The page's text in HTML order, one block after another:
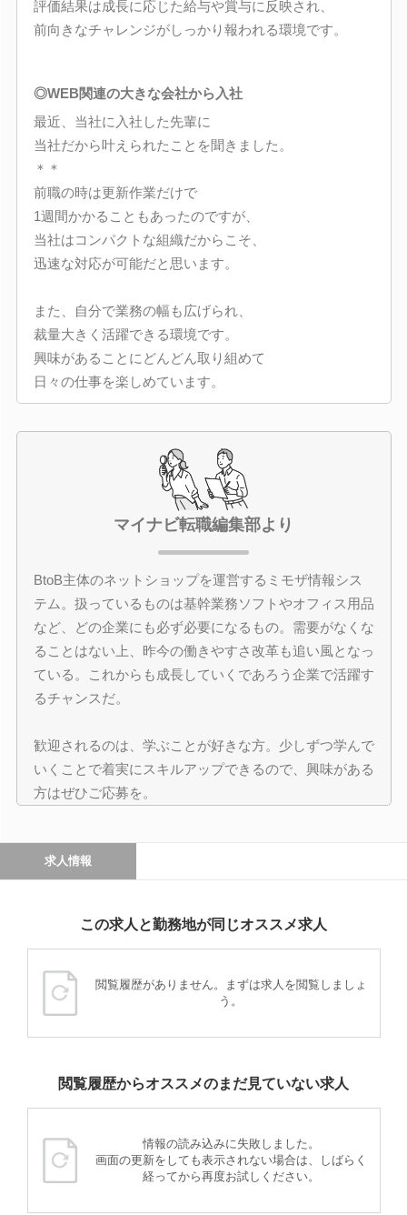
評価結果は成長に応じた給与や賞与に反映され、
前向きなチャレンジがしっかり報われる環境です。
◎WEB関連の大きな会社から入社
最近、当社に入社した先輩に
当社だから叶えられたことを聞きました。
＊＊
前職の時は更新作業だけで
1週間かかることもあったのですが、
当社はコンパクトな組織だからこそ、
迅速な対応が可能だと思います。
また、自分で業務の幅も広げられ、
裁量大きく活躍できる環境です。
興味があることにどんどん取り組めて
日々の仕事を楽しめています。
マイナビ転職編集部より
BtoB主体のネットショップを運営するミモザ情報シス
テム。扱っているものは基幹業務ソフトやオフィス用品
など、どの企業にも必ず必要になるもの。需要がなくな
ることはない上、昨今の働きやすさ改革も追い風となっ
ている。これからも成長していくであろう企業で活躍す
るチャンスだ。
歓迎されるのは、学ぶことが好きな方。少しずつ学んで
いくことで着実にスキルアップできるので、興味がある
方はぜひご応募を。
求人情報
この求人と勤務地が同じオススメ求人
閲覧履歴がありません。まずは求人を閲覧しましょ
う。
閲覧履歴からオススメのまだ見ていない求人
情報の読み込みに失敗しました。
画面の更新をしても表示されない場合は、しばらく
経ってから再度お試しください。